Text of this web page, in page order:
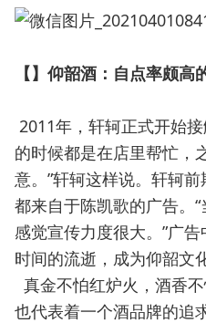
【】仰韶酒：自点率颇高
2011年，轩轲正式开始
的时候都是在店里帮忙，
意。”轩轲这样说。轩轲
都来自于陈凯歌的广告。
感觉宣传力度很大。”广
时间的流逝，成为仰韶文
真金不怕红炉火，酒香
也代表着一个酒品牌的追